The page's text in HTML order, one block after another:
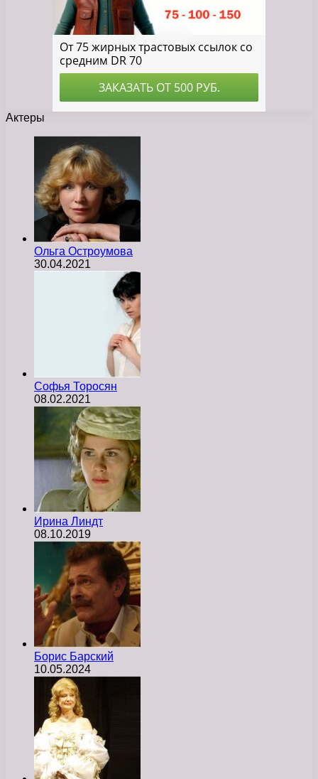
Актеры
Ольга Остроумова
30.04.2021
Софья Торосян
08.02.2021
Ирина Линдт
08.10.2019
Борис Барский
10.05.2024